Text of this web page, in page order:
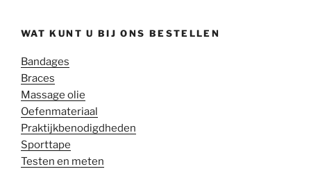
WAT KUNT U BIJ ONS BESTELLEN
Bandages
Braces
Massage olie
Oefenmateriaal
Praktijkbenodigdheden
Sporttape
Testen en meten